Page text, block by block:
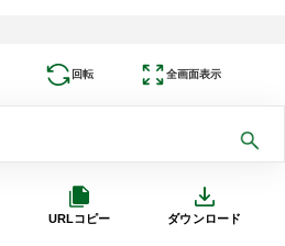
URLコピー ダウンロード
回転 全画面表示